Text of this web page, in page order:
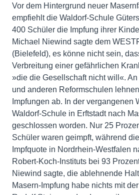
Vor dem Hintergrund neuer
empfiehlt die Waldorf-Schule
400 Schüler die Impfung ihrer
Michael Niewind sagte dem
(Bielefeld), es könne nicht sein,
Verbreitung einer gefährlichen
»die die Gesellschaft nicht will«.
und anderen Reformschulen
Impfungen ab. In der vergangenen
Waldorf-Schule in Erftstadt nach
geschlossen worden. Nur 25
Schüler waren geimpft, während
Impfquote in Nordrhein-Westfalen
Robert-Koch-Instituts bei 93
Niewind sagte, die ablehnende
Masern-Impfung habe nichts mit